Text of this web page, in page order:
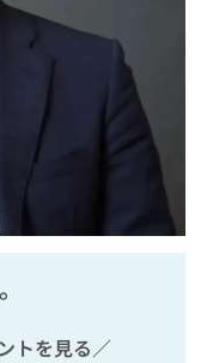
トを見る／